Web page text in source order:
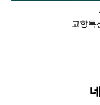
고향특